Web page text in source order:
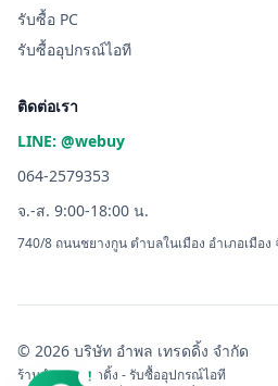
รับซื้อ PC
รับซื้ออุปกรณ์ไอที
ติดต่อเรา
LINE: @webuy
064-2579353
จ.-ส. 9:00-18:00 น.
740/8 ถนนชยางกูน ตำบลในเมือง อำเภอเมือ
© 2026 บริษัท อำพล เทรดดิ้ง จำกัด
ร้านอำพล เทรดดิ้ง - รับซื้ออุปกรณ์ไอที